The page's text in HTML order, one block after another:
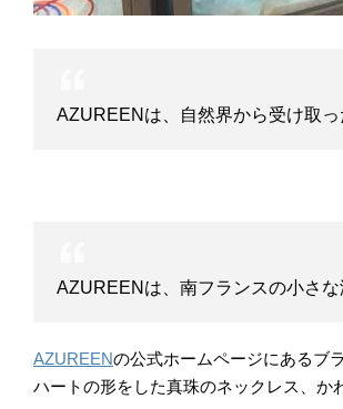
AZUREENは、自然界から受け取
AZUREENは、南フランスの小さ
AZUREENの公式ホームページにあるブ
ハートの形をした真珠のネックレス、か